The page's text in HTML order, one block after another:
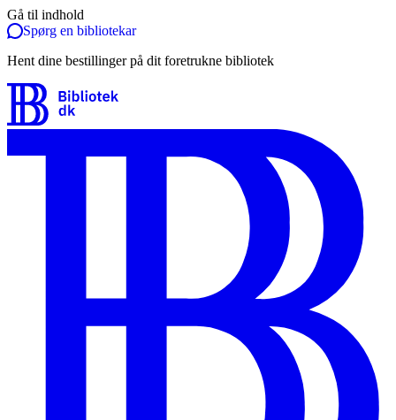
Gå til indhold
Spørg en bibliotekar
Hent dine bestillinger på dit foretrukne bibliotek